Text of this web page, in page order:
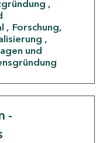
Forschung,
und
-